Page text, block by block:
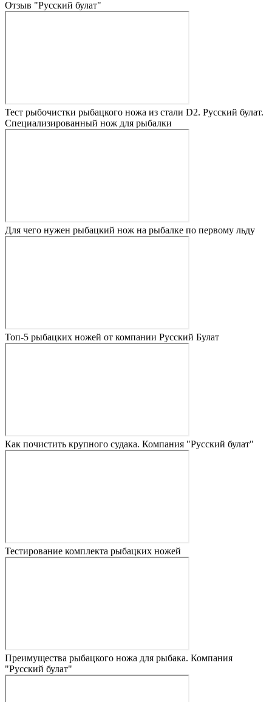
Отзыв "Русский булат"
Тест рыбочистки рыбацкого ножа из стали D2. Русский булат.
Специализированный нож для рыбалки
Для чего нужен рыбацкий нож на рыбалке по первому льду
Топ-5 рыбацких ножей от компании Русский Булат
Как почистить крупного судака. Компания "Русский булат"
Тестирование комплекта рыбацких ножей
Преимущества рыбацкого ножа для рыбака. Компания
"Русский булат"